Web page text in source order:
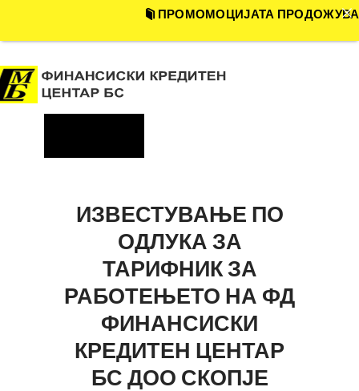
ИЗВЕСТУВАЊЕ ПО
ОДЛУКА ЗА
ТАРИФНИК ЗА
РАБОТЕЊЕТО НА ФД
ФИНАНСИСКИ
КРЕДИТЕН ЦЕНТАР
БС ДОО СКОПЈЕ
ЗА НАС
ONE ID
ФАКТОРИНГ
ГАРАНЦИИ
ПОЛИТИКА НА
ПРИВАТНОСТ
ПРОМОМОЦИЈАТА ПРОДОЖУВА